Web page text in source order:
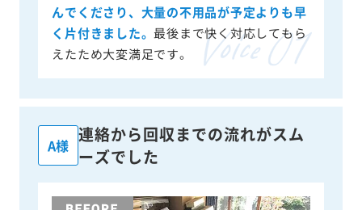
んでくださり、大量の不用品が予定よりも早
く片付きました。 最後まで快く対応してもら
えたため大変満足です。
A様
連絡から回収までの流れがスム
ーズでした